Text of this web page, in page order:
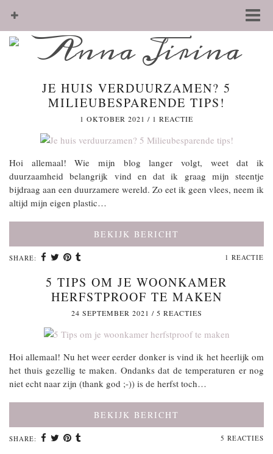
JE HUIS VERDUURZAMEN? 5
MILIEUBESPARENDE TIPS!
1 OKTOBER 2021 / 1 REACTIE
Hoi allemaal! Wie mijn blog langer volgt, weet dat ik
duurzaamheid belangrijk vind en dat ik graag mijn steentje
bijdraag aan een duurzamere wereld. Zo eet ik geen vlees, neem ik
altijd mijn eigen plastic…
BEKIJK BERICHT
SHARE: 1 REACTIE
5 TIPS OM JE WOONKAMER
HERFSTPROOF TE MAKEN
24 SEPTEMBER 2021 / 5 REACTIES
Hoi allemaal! Nu het weer eerder donker is vind ik het heerlijk om
het thuis gezellig te maken. Ondanks dat de temperaturen er nog
niet echt naar zijn (thank god ;-)) is de herfst toch…
BEKIJK BERICHT
SHARE: 5 REACTIES